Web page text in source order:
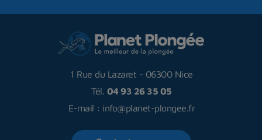
1 Rue du Lazaret - 06300 Nice
Tél. 04 93 26 35 05
E-mail : info@planet-plongee.fr